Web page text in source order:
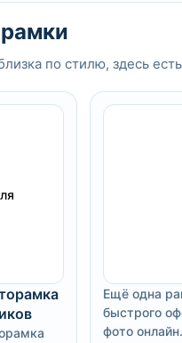
по стилю, здесь
Ещё одна
быстрого
фото онлайн.